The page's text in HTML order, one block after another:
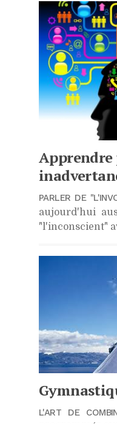
Apprendre
PARLER DE
aujourd'hui
"l'inconscient"
L'ART DE